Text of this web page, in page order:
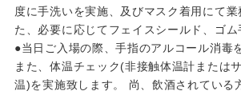
度に手洗いを実施、及びマスク着用にて業
た、必要に応じてフェイスシールド、ゴム
●当日ご入場の際、手指のアルコール消毒
また、体温チェック(非接触体温計または
温)を実施致します。 尚、飲酒されている